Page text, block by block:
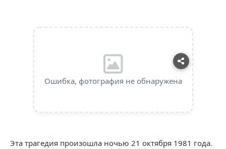
Ошибка, фотография не обнаружена
Эта трагедия произошла ночью 21 октября 1981 года.